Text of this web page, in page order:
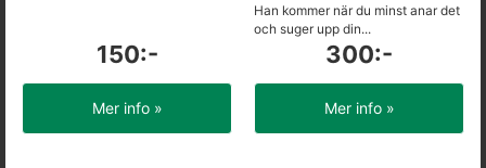
150:-
Mer info »
Han kommer när du minst anar det
och suger upp din...
300:-
Mer info »